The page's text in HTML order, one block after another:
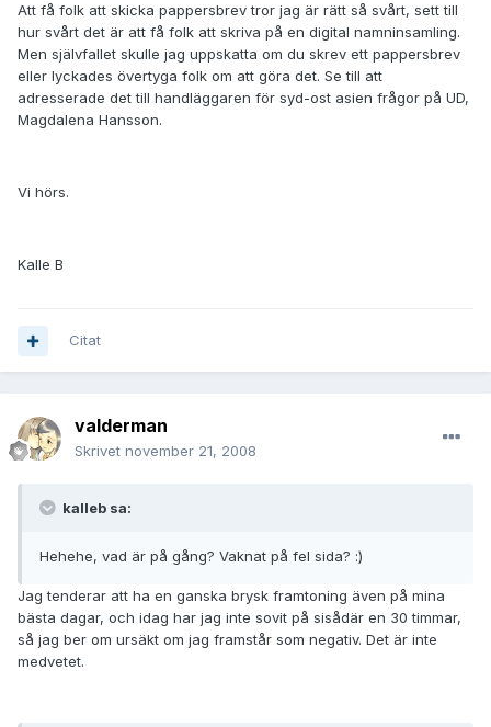
Att få folk att skicka pappersbrev tror jag är rätt så svårt, sett till
hur svårt det är att få folk att skriva på en digital namninsamling.
Men självfallet skulle jag uppskatta om du skrev ett pappersbrev
eller lyckades övertyga folk om att göra det. Se till att
adresserade det till handläggaren för syd-ost asien frågor på UD,
Magdalena Hansson.
Vi hörs.
Kalle B
Citat
valderman
Skrivet november 21, 2008
kalleb sa:
Hehehe, vad är på gång? Vaknat på fel sida? :)
Jag tenderar att ha en ganska brysk framtoning även på mina
bästa dagar, och idag har jag inte sovit på sisådär en 30 timmar,
så jag ber om ursäkt om jag framstår som negativ. Det är inte
medvetet.